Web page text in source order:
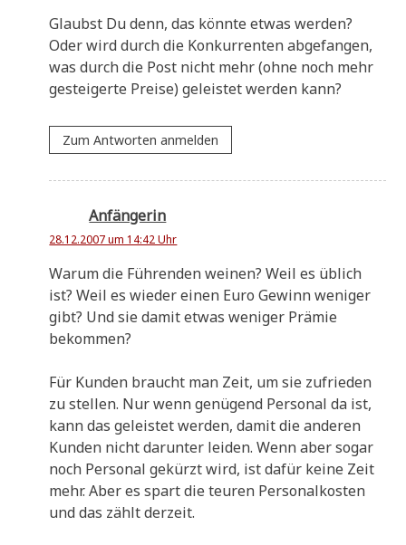
Glaubst Du denn, das könn­te etwas wer­den?
Oder wird durch die Kon­kur­ren­ten abge­fan­gen,
was durch die Post nicht mehr (ohne noch mehr
gestei­ger­te Prei­se) gelei­stet wer­den kann?
Zum Antworten anmelden
Anfängerin
28.12.2007 um 14:42 Uhr
War­um die Füh­ren­den wei­nen? Weil es üblich
ist? Weil es wie­der einen Euro Gewinn weni­ger
gibt? Und sie damit etwas weni­ger Prä­mie
bekommen?
Für Kun­den braucht man Zeit, um sie zufrie­den
zu stel­len. Nur wenn genü­gend Per­so­nal da ist,
kann das gelei­stet wer­den, damit die ande­ren
Kun­den nicht dar­un­ter lei­den. Wenn aber sogar
noch Per­so­nal gekürzt wird, ist dafür kei­ne Zeit
mehr. Aber es spart die teu­ren Per­so­nal­ko­sten
und das zählt derzeit.